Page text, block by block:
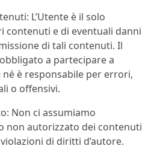
L’Utente è il solo
contenuti e di eventuali danni
di tali contenuti. Il
a partecipare a
è responsabile per errori,
o offensivi.
Non ci assumiamo
non autorizzato dei contenuti
di diritti d’autore.